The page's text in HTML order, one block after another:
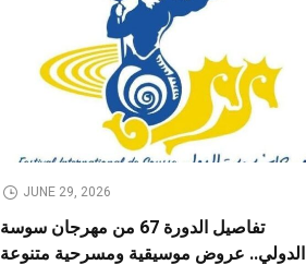
JUNE 29, 2026
تفاصيل الدورة 67 من مهرجان سوسة
الدولي.. عروض موسيقية ومسرحية متنوعة